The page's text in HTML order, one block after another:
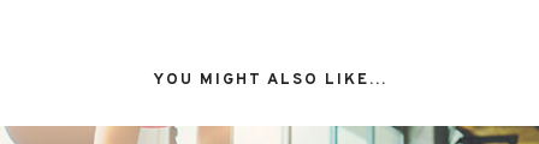
YOU MIGHT ALSO LIKE...